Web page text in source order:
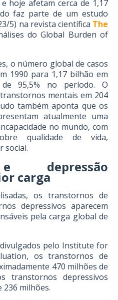
hoje afetam cerca de 1,17
faz parte de um estudo
5) na revista científica The
do Global Burden of
o número global de casos
1990 para 1,17 bilhão em
95,5% no período. O
mentais em 204
também aponta que os
atualmente uma
no mundo, com
qualidade de vida,
social.
depressão
carga
os transtornos de
depressivos aparecem
pela carga global de
pelo Institute for
os transtornos de
470 milhões de
transtornos depressivos
236 milhões.